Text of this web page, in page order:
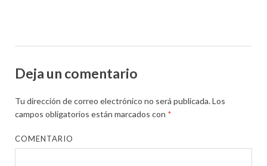
Deja un comentario
Tu dirección de correo electrónico no será publicada.Los
campos obligatorios están marcados con *
COMENTARIO